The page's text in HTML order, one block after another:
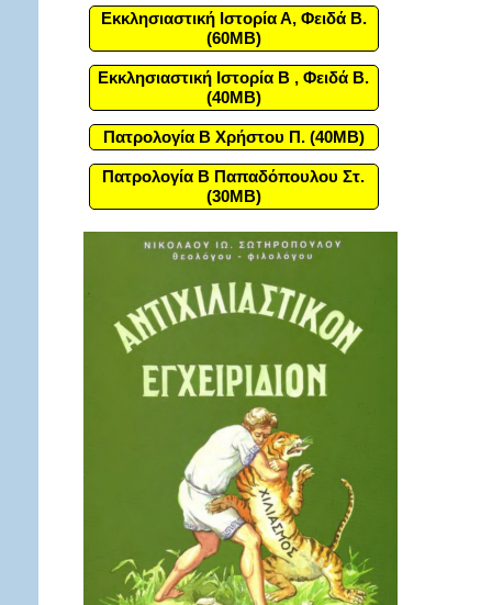
Εκκλησιαστική Ιστορία Α, Φειδά Β.
(60MB)
Εκκλησιαστική Ιστορία Β , Φειδά Β.
(40MB)
Πατρολογία Β Χρήστου Π. (40MB)
Πατρολογία Β Παπαδόπουλου Στ.
(30MB)